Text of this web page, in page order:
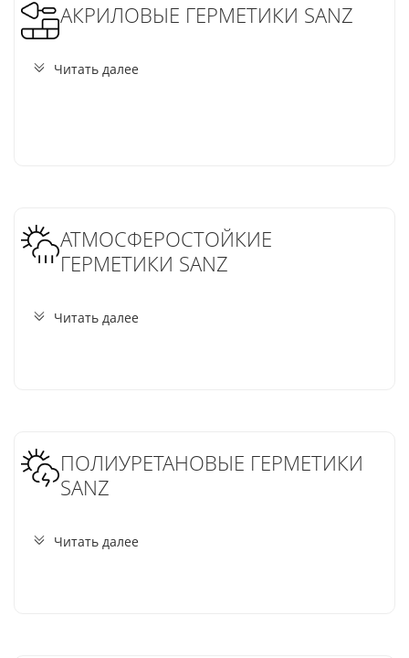
АКРИЛОВЫЕ ГЕРМЕТИКИ SANZ
Читать далее
АТМОСФЕРОСТОЙКИЕ
ГЕРМЕТИКИ SANZ
Читать далее
ПОЛИУРЕТАНОВЫЕ ГЕРМЕТИКИ
SANZ
Читать далее